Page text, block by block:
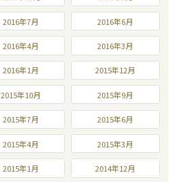
2016年7月 2016年6月
2016年4月 2016年3月
2016年1月 2015年12月
2015年10月 2015年9月
2015年7月 2015年6月
2015年4月 2015年3月
2015年1月 2014年12月